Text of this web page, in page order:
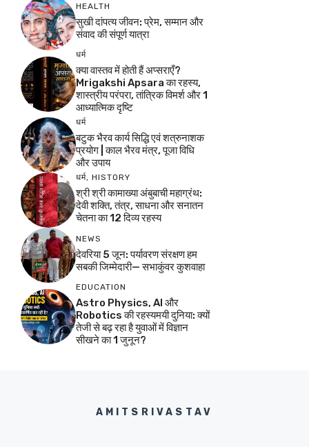
HEALTH
सुखी दांपत्य जीवन: प्रेम, सम्मान और
संवाद की संपूर्ण यात्रा
धर्म
क्या वास्तव में होती हैं अप्सराएँ?
Mrigakshi Apsara का रहस्य,
शास्त्रीय परंपरा, तांत्रिक विमर्श और 1
आध्यात्मिक दृष्टि
धर्म
बटुक भैरव कार्य सिद्धि एवं शत्रुनाशक
प्रयोग | काल भैरव मंत्र, पूजा विधि
और उपाय
धर्म, HISTORY
श्री श्री कामाख्या अंबुबाची महाग्रंथ:
देवी शक्ति, तंत्र, साधना और सनातन
चेतना का 12 दिव्य रहस्य
NEWS
देवरिया 5 जून: पर्यावरण संरक्षण हम
सबकी जिम्मेदारी— सभाकुंवर कुशवाहा
EDUCATION
Astro Physics, AI और
Robotics की रहस्यमयी दुनिया: क्यों
तेजी से बढ़ रहा है युवाओं में विज्ञान
सीखने का 1 जुनून?
AMITSRIVASTAV